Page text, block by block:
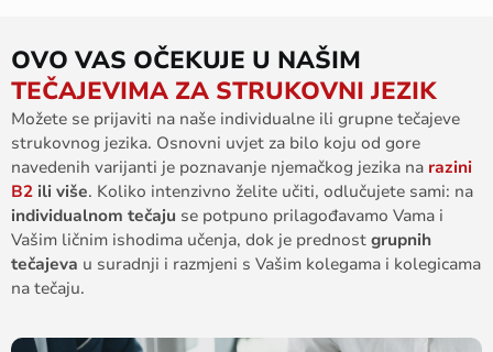
OVO VAS OČEKUJE U NAŠIM
TEČAJEVIMA ZA STRUKOVNI JEZIK
Možete se prijaviti na naše individualne ili grupne tečajeve
strukovnog jezika. Osnovni uvjet za bilo koju od gore
navedenih varijanti je poznavanje njemačkog jezika na razini
B2 ili više. Koliko intenzivno želite učiti, odlučujete sami: na
individualnom tečaju se potpuno prilagođavamo Vama i
Vašim ličnim ishodima učenja, dok je prednost grupnih
tečajeva u suradnji i razmjeni s Vašim kolegama i kolegicama
na tečaju.